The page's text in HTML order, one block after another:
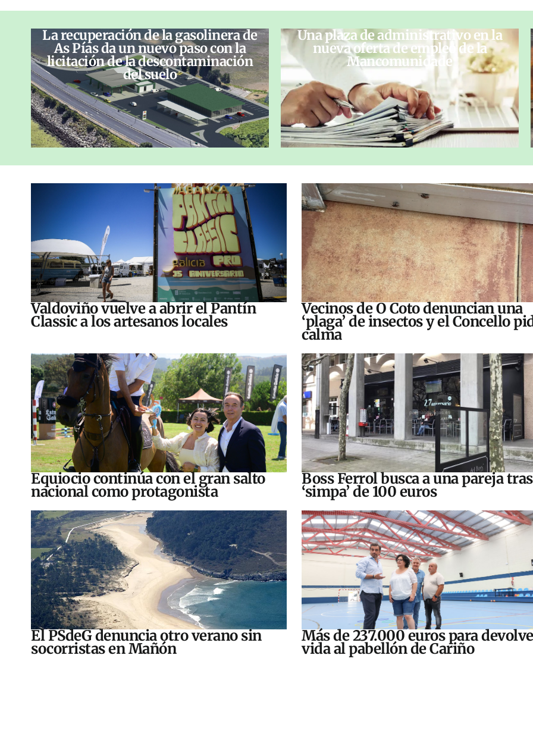
La recuperación de la gasolinera de
As Pías da un nuevo paso con la
licitación de la descontaminación
del suelo
Una plaza de administrativo en la
nueva oferta de empleo de la
Mancomunidade
Valdoviño vuelve a abrir el Pantín
Classic a los artesanos locales
Vecinos de O Coto denuncian una
‘plaga’ de insectos y el Concello
calma
Equiocio continúa con el gran salto
nacional como protagonista
Boss Ferrol busca a una pareja
‘simpa’ de 100 euros
El PSdeG denuncia otro verano sin
socorristas en Mañón
Más de 237.000 euros para
vida al pabellón de Cariño